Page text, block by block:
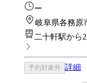
ー
岐阜県各務原
二十軒駅から
予約対象外 詳細